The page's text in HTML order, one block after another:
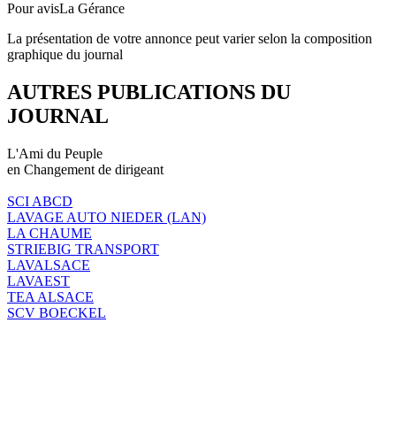
Pour avisLa Gérance
La présentation de votre annonce peut varier selon la composition
graphique du journal
AUTRES PUBLICATIONS DU
JOURNAL
L'Ami du Peuple
en Changement de dirigeant
SCI ABCD
LAVAGE AUTO NIEDER (LAN)
LA CHAUME
STRIEBIG TRANSPORT
LAVALSACE
LAVAEST
TEA ALSACE
SCV BOECKEL